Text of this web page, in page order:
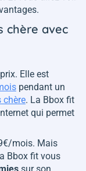
chère avec
Elle est
pendant un
chère. La Bbox fit
qui permet
mois. Mais
Bbox fit vous